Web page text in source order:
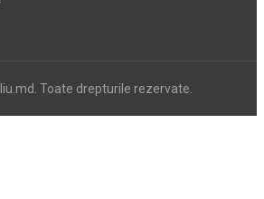
Toate drepturile rezervate.